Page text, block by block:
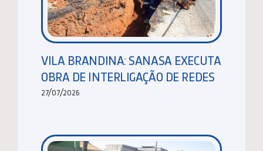
VILA BRANDINA: SANASA EXECUTA
OBRA DE INTERLIGAÇÃO DE REDES
27/07/2026